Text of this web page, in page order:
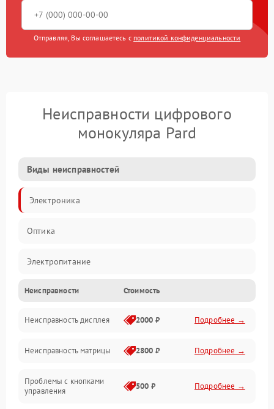
Отправляя, Вы соглашаетесь с политикой конфиденциальности
Неисправности цифрового
монокуляра Pard
Виды неисправностей
Электроника
Оптика
Электропитание
Видео
ПО
Управление
Механические повреждения
Неисправности Стоимость
Неисправность дисплея 2000 ₽ Подробнее →
Неисправность матрицы 2800 ₽ Подробнее →
Проблемы с кнопками
управления
500 ₽ Подробнее →